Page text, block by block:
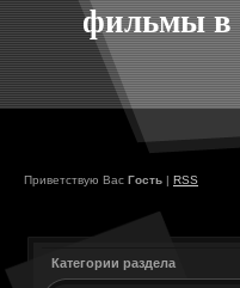
фильмы в
Приветствую Вас Гость | RSS
Категории раздела